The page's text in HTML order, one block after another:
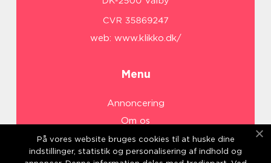
web: www.klikko.dk/
Menu
Annoncering
Om os
Cookies
Kontakt os
På vores website bruges cookies til at huske dine
indstillinger, statistik og personalisering af indhold og